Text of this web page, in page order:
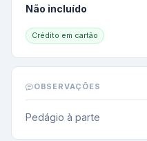
Não incluído
Crédito em cartão
OBSERVAÇÕES
Pedágio à parte